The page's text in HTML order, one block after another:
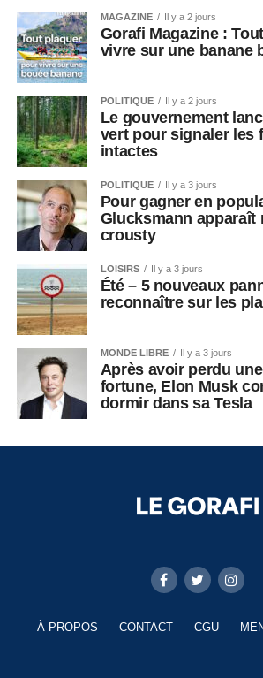
MAGAZINE Il y a 2 jours
Gorafi Magazine :
vivre sur une banane
POLITIQUE Il y a 2 jours
Le gouvernement
vert pour signaler les
intactes
POLITIQUE Il y a 3 jours
Pour gagner en
Glucksmann apparaît
crousty
LOISIRS Il y a 3 jours
Été – 5 nouveaux
reconnaître sur les
MONDE LIBRE Il y a 3 jours
Après avoir perdu
fortune, Elon Musk
dormir dans sa Tesla
À PROPOS CONTACT CGU